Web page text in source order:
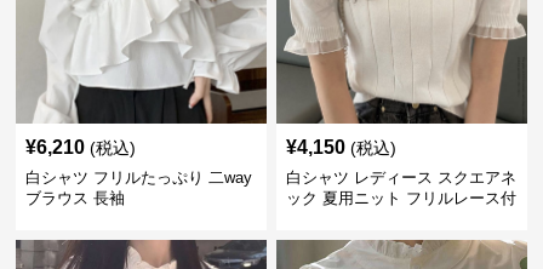
¥6,210 (税込)
白シャツ フリルたっぷり 二way
ブラウス 長袖
¥4,150 (税込)
白シャツ レディース スクエアネ
ック 夏用ニット フリルレース付